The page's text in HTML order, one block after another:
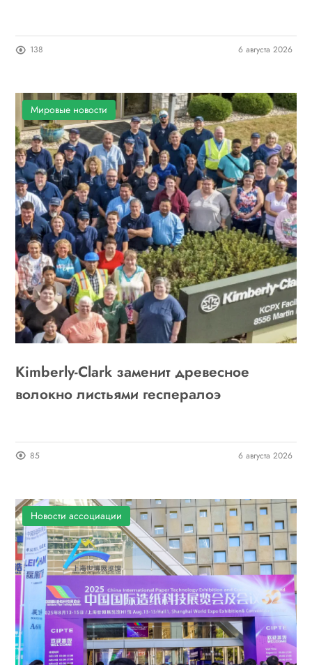
138 6 августа 2026
Мировые новости
Kimberly-Clark заменит древесное
волокно листьями геспералоэ
85 6 августа 2026
Новости ассоциации